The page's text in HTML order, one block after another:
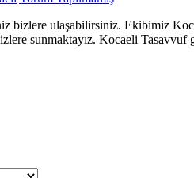
ulaşabilirsiniz. Ekibimiz
sunmaktayız. Kocaeli Tasavvuf